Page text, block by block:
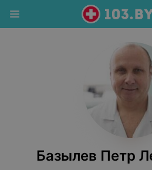
Базылев Петр